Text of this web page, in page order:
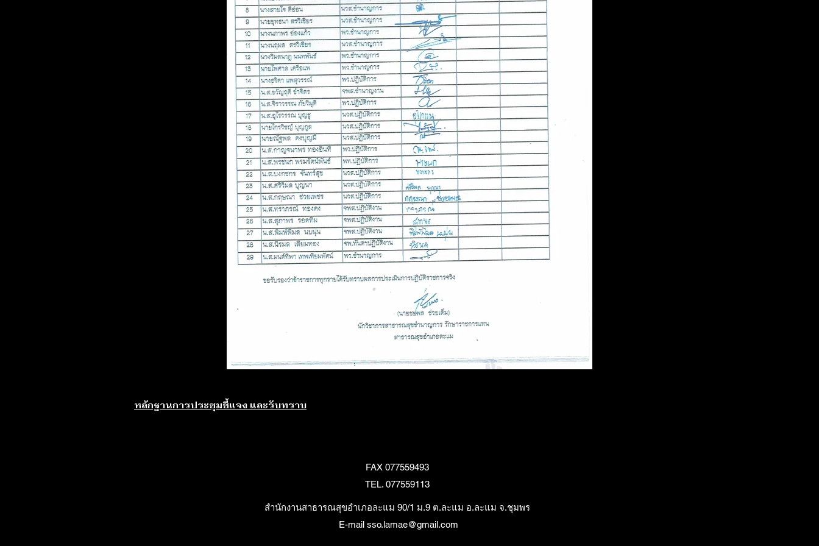
หลักฐานการประชุมชี้แจง และรับทราบ
FAX 077559493
TEL. 077559113
สำนักงานสาธารณสุขอำเภอละแม 90/1 ม.9 ต.ละแม อ.ละแม จ.ชุมพร
E-mail sso.lamae@gmail.com